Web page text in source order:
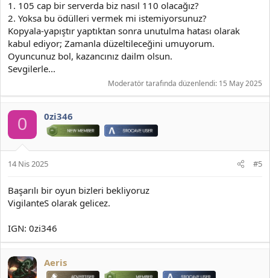
1. 105 cap bir serverda biz nasıl 110 olacağız?
2. Yoksa bu ödülleri vermek mi istemiyorsunuz?
Kopyala-yapıştır yaptıktan sonra unutulma hatası olarak
kabul ediyor; Zamanla düzeltileceğini umuyorum.
Oyuncunuz bol, kazancınız dailm olsun.
Sevgilerle...
Moderatör tarafında düzenlendi: 15 May 2025
0 0zi346
14 Nis 2025 #5
Başarılı bir oyun bizleri bekliyoruz
VigilanteS olarak gelicez.
IGN: 0zi346
Aeris